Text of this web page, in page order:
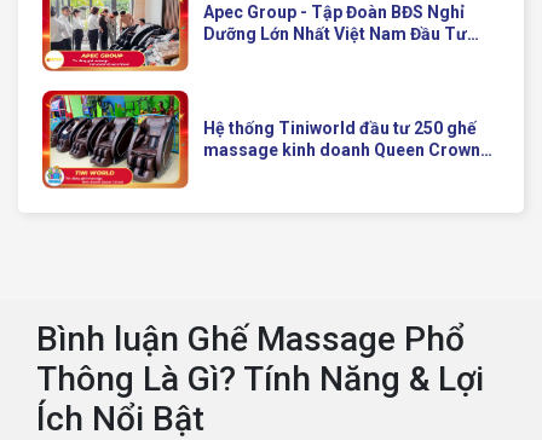
Apec Group - Tập Đoàn BĐS Nghỉ
Dưỡng Lớn Nhất Việt Nam Đầu Tư
Hệ thống Tiniworld đầu tư 250 ghế
massage kinh doanh Queen Crown
Bình luận Ghế Massage Phổ
Thông Là Gì? Tính Năng & Lợi
Ích Nổi Bật